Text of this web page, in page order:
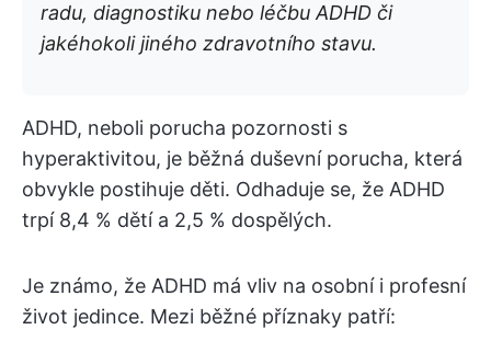
radu, diagnostiku nebo léčbu ADHD či
jakéhokoli jiného zdravotního stavu.
ADHD, neboli porucha pozornosti s
hyperaktivitou, je běžná duševní porucha, která
obvykle postihuje děti. Odhaduje se, že ADHD
trpí 8,4 % dětí a 2,5 % dospělých.
Je známo, že ADHD má vliv na osobní i profesní
život jedince. Mezi běžné příznaky patří: